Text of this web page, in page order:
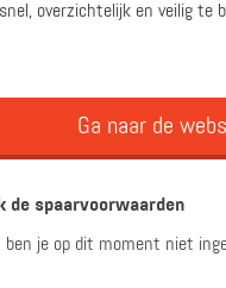
overzichtelijk en veilig te
Ga naar de
de spaarvoorwaarden
ben je op dit moment niet